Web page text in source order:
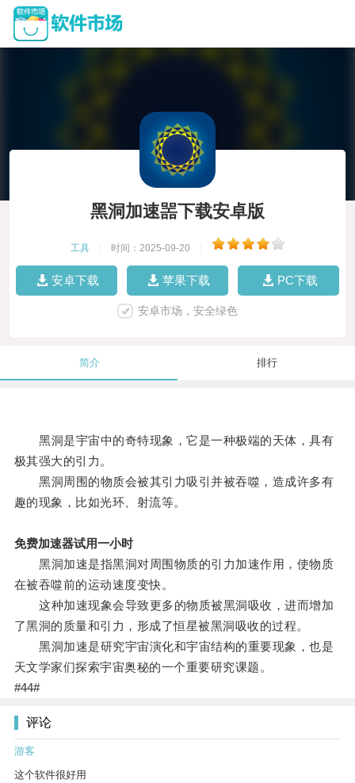
黑洞加速噐下载安卓版
工具 时间：2025-09-20
安卓下载 苹果下载 PC下载
安卓市场，安全绿色
简介 排行
黑洞是宇宙中的奇特现象，它是一种极端的天体，具有
极其强大的引力。
黑洞周围的物质会被其引力吸引并被吞噬，造成许多有
趣的现象，比如光环、射流等。
免费加速器试用一小时
黑洞加速是指黑洞对周围物质的引力加速作用，使物质
在被吞噬前的运动速度变快。
这种加速现象会导致更多的物质被黑洞吸收，进而增加
了黑洞的质量和引力，形成了恒星被黑洞吸收的过程。
黑洞加速是研究宇宙演化和宇宙结构的重要现象，也是
天文学家们探索宇宙奥秘的一个重要研究课题。
#44#
评论
游客
这个软件很好用